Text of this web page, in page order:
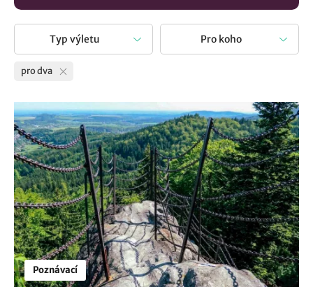
Typ výletu Pro koho
pro dva
Poznávací